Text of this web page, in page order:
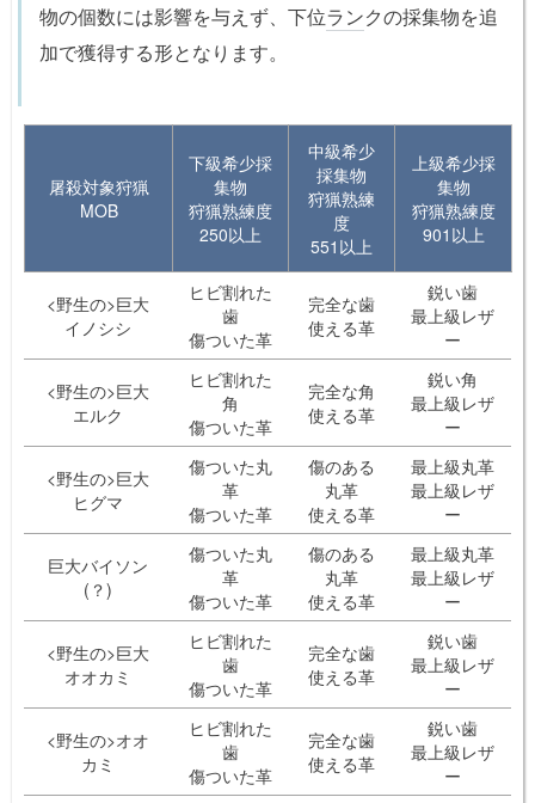
物の個数には影響を与えず、下位ランクの採集物を追
加で獲得する形となります。
屠殺対象狩猟
MOB
下級希少採
集物
狩猟熟練度
250以上
中級希少
採集物
狩猟熟練
度
551以上
上級希少採
集物
狩猟熟練度
901以上
<野生の>巨大
イノシシ
ヒビ割れた
歯
傷ついた革
完全な歯
使える革
鋭い歯
最上級レザ
ー
<野生の>巨大
エルク
ヒビ割れた
角
傷ついた革
完全な角
使える革
鋭い角
最上級レザ
ー
<野生の>巨大
ヒグマ
傷ついた丸
革
傷ついた革
傷のある
丸革
使える革
最上級丸革
最上級レザ
ー
巨大バイソン
(？)
傷ついた丸
革
傷ついた革
傷のある
丸革
使える革
最上級丸革
最上級レザ
ー
<野生の>巨大
オオカミ
ヒビ割れた
歯
傷ついた革
完全な歯
使える革
鋭い歯
最上級レザ
ー
<野生の>オオ
カミ
ヒビ割れた
歯
傷ついた革
完全な歯
使える革
鋭い歯
最上級レザ
ー